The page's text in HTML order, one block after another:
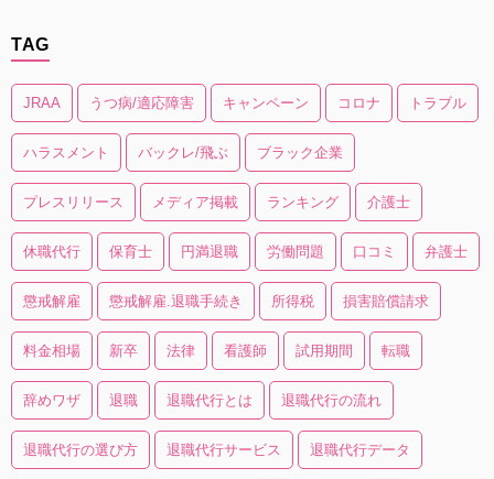
TAG
JRAA うつ病/適応障害 キャンペーン コロナ トラブル
ハラスメント バックレ/飛ぶ ブラック企業
プレスリリース メディア掲載 ランキング 介護士
休職代行 保育士 円満退職 労働問題 口コミ 弁護士
懲戒解雇 懲戒解雇.退職手続き 所得税 損害賠償請求
料金相場 新卒 法律 看護師 試用期間 転職
辞めワザ 退職 退職代行とは 退職代行の流れ
退職代行の選び方 退職代行サービス 退職代行データ